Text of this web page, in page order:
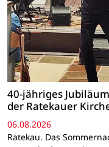
40-jähriges
der Ratekauer
06.08.2026
Ratekau. Das